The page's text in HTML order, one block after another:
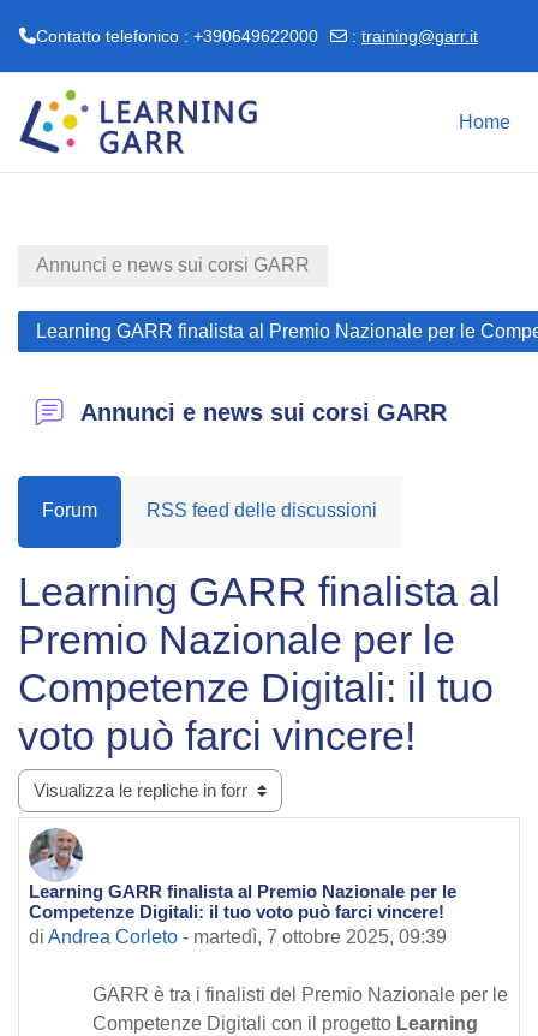
Contatto telefonico : +390649622000 : training@garr.it
Home
Annunci e news sui corsi GARR
Learning GARR finalista al Premio Nazionale per le
Annunci e news sui corsi GARR
Forum RSS feed delle discussioni
Learning GARR finalista al
Premio Nazionale per le
Competenze Digitali: il tuo
voto può farci vincere!
Modalità visualizzazione
Learning GARR finalista al Premio Nazionale per le
Competenze Digitali: il tuo voto può farci vincere!
di Andrea Corleto - martedì, 7 ottobre 2025, 09:39
Numero di risposte: 0
GARR è tra i finalisti del Premio Nazionale per le
Competenze Digitali con il progetto Learning